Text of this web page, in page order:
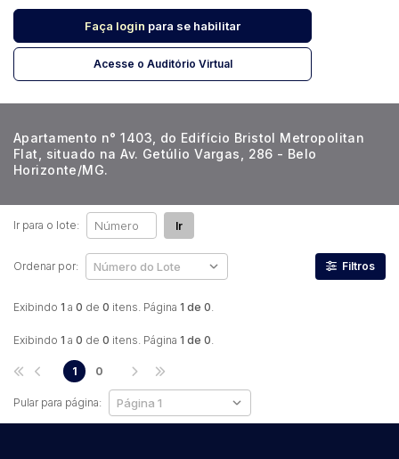
Pesquisar
Faça login para se habilitar
Acesse o Auditório Virtual
Apartamento n° 1403, do Edifício Bristol Metropolitan
Flat, situado na Av. Getúlio Vargas, 286 - Belo
Horizonte/MG.
Exibindo 1 a 0 de 0 itens. Página 1 de 0.
Ir para o lote: Ir
Ordenar por: Filtros
Exibindo 1 a 0 de 0 itens. Página 1 de 0.
Pular para página:
1 0